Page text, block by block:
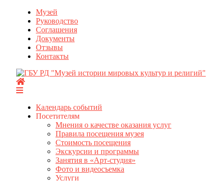
Перейти
содержимому
Музей
Руководство
Соглашения
Документы
Отзывы
Контакты
Календарь событий
Посетителям
Мнения о качестве оказания услуг
Правила посещения музея
Стоимость посещения
Экскурсии и программы
Занятия в «Арт-студия»
Фото и видеосъемка
Услуги